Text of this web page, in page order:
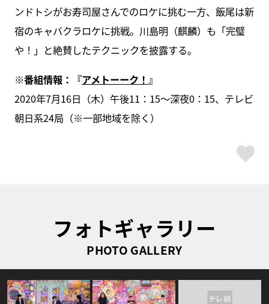
ンドトシがお寿司屋さんでのロケに挑む一方、飯尾は新
宿のキャバクラロケに挑戦。川島明（麒麟）も「完璧
や！」と絶賛したテクニックを披露する。
※番組情報：『アメトーーク！ 』
2020年7月16日（木）午後11：15〜深夜0：15、テレビ
朝日系24局（※一部地域を除く）
フォトギャラリー
PHOTO GALLERY